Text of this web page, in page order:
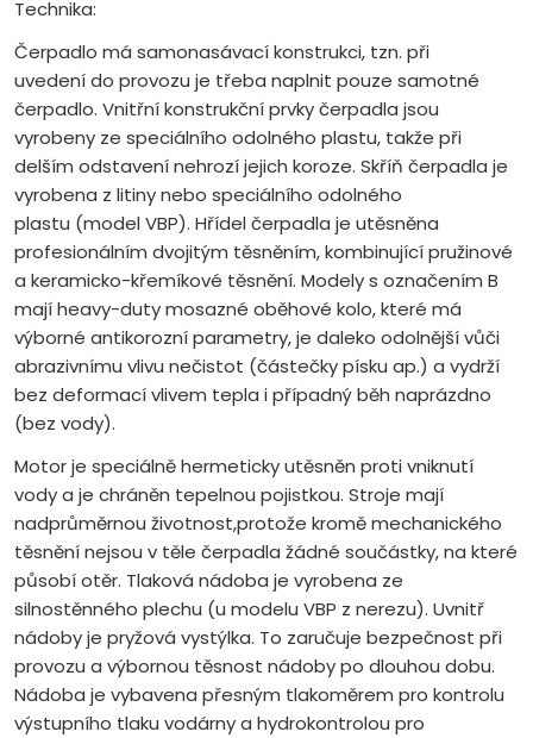
Technika:
Čerpadlo má samonasávací konstrukci, tzn. při
uvedení do provozu je třeba naplnit pouze samotné
čerpadlo. Vnitřní konstrukční prvky čerpadla jsou
vyrobeny ze speciálního odolného plastu, takže při
delším odstavení nehrozí jejich koroze. Skříň čerpadla je
vyrobena z litiny nebo speciálního odolného
plastu (model VBP). Hřídel čerpadla je utěsněna
profesionálním dvojitým těsněním, kombinující pružinové
a keramicko-křemíkové těsnění. Modely s označením B
mají heavy-duty mosazné oběhové kolo, které má
výborné antikorozní parametry, je daleko odolnější vůči
abrazivnímu vlivu nečistot (částečky písku ap.) a vydrží
bez deformací vlivem tepla i případný běh naprázdno
(bez vody).
Motor je speciálně hermeticky utěsněn proti vniknutí
vody a je chráněn tepelnou pojistkou. Stroje mají
nadprůměrnou životnost,protože kromě mechanického
těsnění nejsou v těle čerpadla žádné součástky, na které
působí otěr. Tlaková nádoba je vyrobena ze
silnostěnného plechu (u modelu VBP z nerezu). Uvnitř
nádoby je pryžová vystýlka. To zaručuje bezpečnost při
provozu a výbornou těsnost nádoby po dlouhou dobu.
Nádoba je vybavena přesným tlakoměrem pro kontrolu
výstupního tlaku vodárny a hydrokontrolou pro